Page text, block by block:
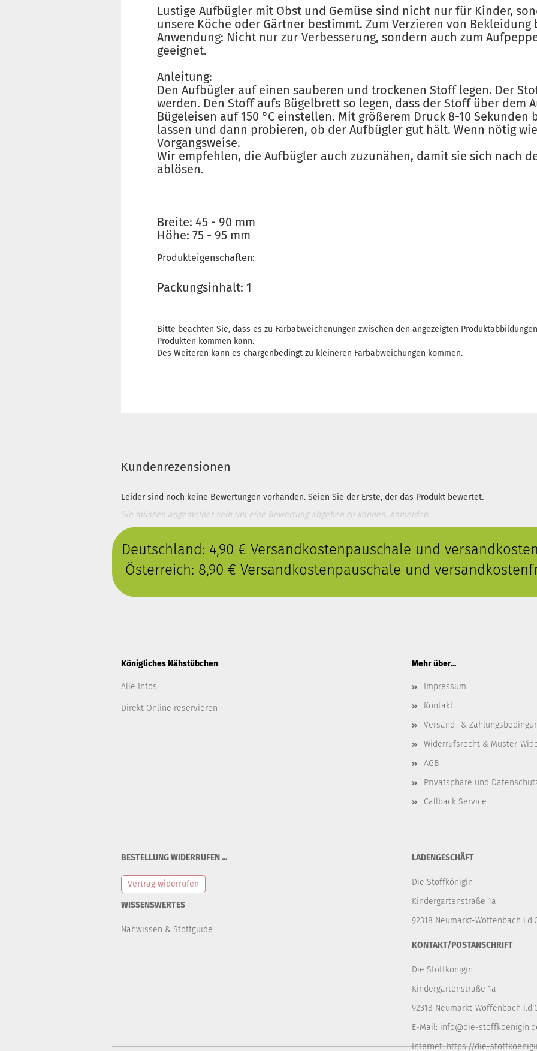
Lustige Aufbügler mit Obst und Gemüse sind nicht nur für Kinder,
unsere Köche oder Gärtner bestimmt. Zum Verzieren von Bekleidung
Anwendung: Nicht nur zur Verbesserung, sondern auch zum
geeignet.
Anleitung:
Den Aufbügler auf einen sauberen und trockenen Stoff legen. Der
werden. Den Stoff aufs Bügelbrett so legen, dass der Stoff über dem
Bügeleisen auf 150 °C einstellen. Mit größerem Druck 8-10 Sekunden
lassen und dann probieren, ob der Aufbügler gut hält. Wenn nötig
Vorgangsweise.
Wir empfehlen, die Aufbügler auch zuzunähen, damit sie sich nach
ablösen.
Breite: 45 - 90 mm
Höhe: 75 - 95 mm
Produkteigenschaften:
Packungsinhalt: 1
Bitte beachten Sie, dass es zu Farbabweichenungen zwischen den angezeigten
Produkten kommen kann.
Des Weiteren kann es chargenbedingt zu kleineren Farbabweichungen kommen.
Kundenrezensionen
Leider sind noch keine Bewertungen vorhanden. Seien Sie der Erste, der das Produkt bewertet.
Sie müssen angemeldet sein um eine Bewertung abgeben zu können. Anmelden
Deutschland: 4,90 € Versandkostenpauschale und
Österreich: 8,90 € Versandkostenpauschale und
Königliches Nähstübchen
Alle Infos
Direkt Online reservieren
Mehr über...
Impressum
Kontakt
Versand- &
Widerrufsrecht & Muster-
AGB
Privatsphäre und
Callback Service
BESTELLUNG WIDERRUFEN ...
Vertrag widerrufen
WISSENSWERTES
Nähwissen & Stoffguide
LADENGESCHÄFT
Die Stoffkönigin
Kindergartenstraße 1a
92318 Neumarkt-Woffenbach
KONTAKT/POSTANSCHRIFT
Die Stoffkönigin
Kindergartenstraße 1a
92318 Neumarkt-Woffenbach
E-Mail: info@die-
Internet:https://die-